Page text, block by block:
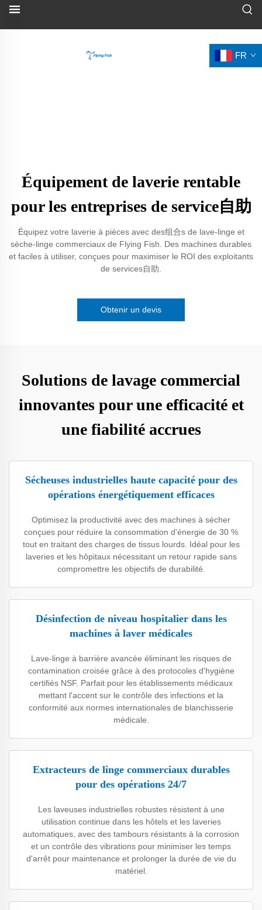
FR
Équipement de laverie rentable
pour les entreprises de service自助
Équipez votre laverie à pièces avec des组合s de lave-linge et
sèche-linge commerciaux de Flying Fish. Des machines durables
et faciles à utiliser, conçues pour maximiser le ROI des exploitants
de services自助.
Obtenir un devis
Solutions de lavage commercial
innovantes pour une efficacité et
une fiabilité accrues
Sécheuses industrielles haute capacité pour des
opérations énergétiquement efficaces
Optimisez la productivité avec des machines à sécher
conçues pour réduire la consommation d'énergie de 30 %
tout en traitant des charges de tissus lourds. Idéal pour les
laveries et les hôpitaux nécessitant un retour rapide sans
compromettre les objectifs de durabilité.
Désinfection de niveau hospitalier dans les
machines à laver médicales
Lave-linge à barrière avancée éliminant les risques de
contamination croisée grâce à des protocoles d'hygiène
certifiés NSF. Parfait pour les établissements médicaux
mettant l'accent sur le contrôle des infections et la
conformité aux normes internationales de blanchisserie
médicale.
Extracteurs de linge commerciaux durables
pour des opérations 24/7
Les laveuses industrielles robustes résistent à une
utilisation continue dans les hôtels et les laveries
automatiques, avec des tambours résistants à la corrosion
et un contrôle des vibrations pour minimiser les temps
d'arrêt pour maintenance et prolonger la durée de vie du
matériel.